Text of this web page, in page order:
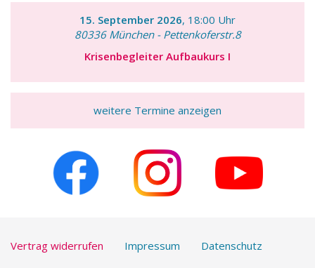
15. September 2026, 18:00 Uhr
80336 München - Pettenkoferstr.8
Krisenbegleiter Aufbaukurs I
weitere Termine anzeigen
Vertrag widerrufen Impressum Datenschutz